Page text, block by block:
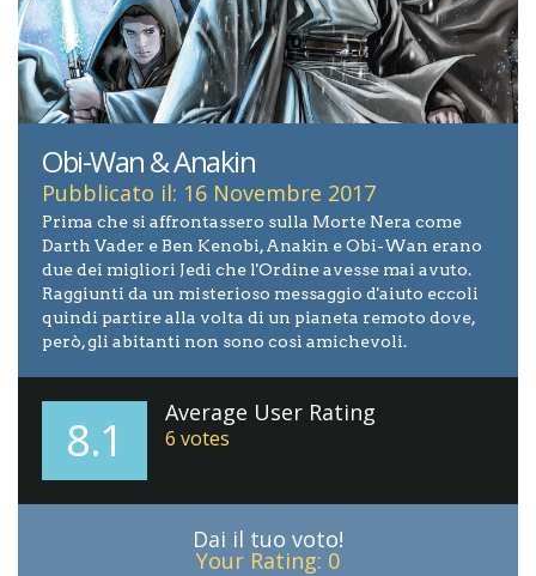
Obi-Wan & Anakin
Pubblicato il: 16 Novembre 2017
Prima che si affrontassero sulla Morte Nera come
Darth Vader e Ben Kenobi, Anakin e Obi-Wan erano
due dei migliori Jedi che l'Ordine avesse mai avuto.
Raggiunti da un misterioso messaggio d'aiuto eccoli
quindi partire alla volta di un pianeta remoto dove,
però, gli abitanti non sono così amichevoli.
8.1 Average User Rating
6 votes
Dai il tuo voto!
Your Rating: 0